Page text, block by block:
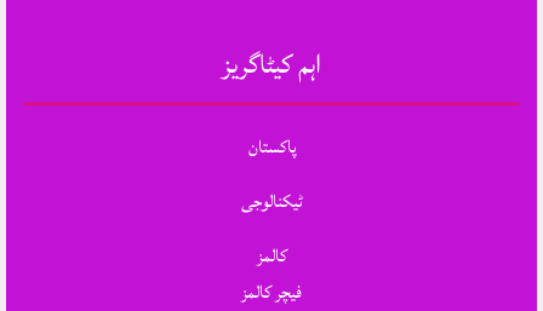
اہم کیٹاگریز
پاکستان
ٹیکنالوجی
کالمز
فیچر کالمز